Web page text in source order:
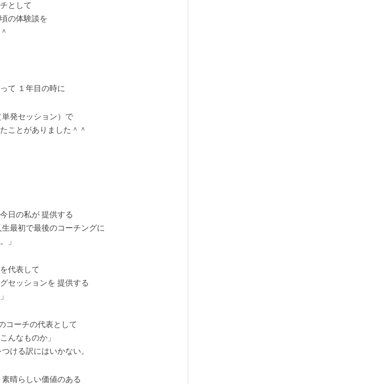
として
の体験談を
て １年目の時に
発セッション）で
ことがありました＾＾
日の私が 提供する
最初で最後のコーチングに
」
代表して
セッションを 提供する
」
コーチの代表として
んなものか」
つける訳にはいかない。
晴らしい価値のある